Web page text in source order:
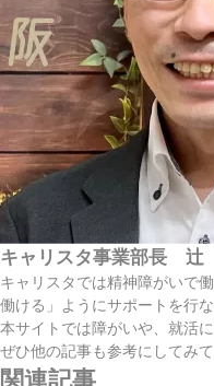
キャリスタ事業部長 辻
キャリスタでは精神障がいで
働ける」ようにサポートを行な
本サイトでは障がいや、就活
ぜひ他の記事も参考にしてみて